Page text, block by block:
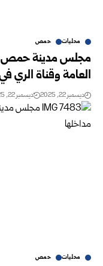
محليات حمص
مجلس مدينة حمص
العامة وقناة الري
ديسمبر 22, 2025 ديسمبر 22, 2025
محليات حمص